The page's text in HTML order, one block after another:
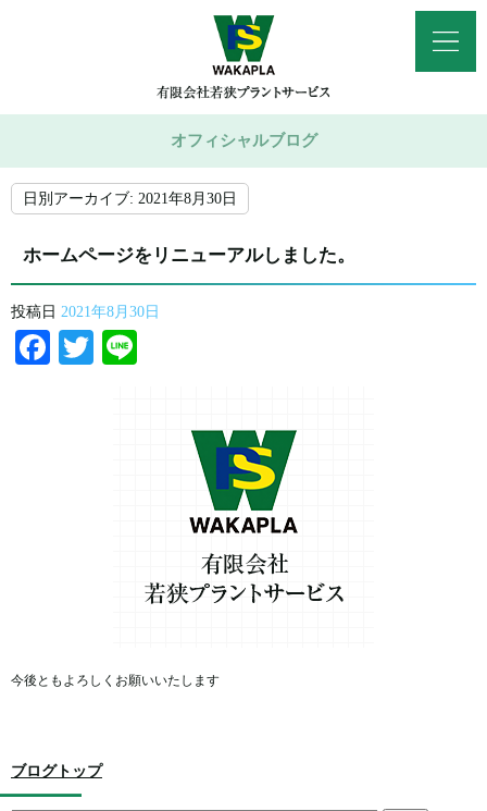
オフィシャルブログ
日別アーカイブ: 2021年8月30日
ホームページをリニューアルしました。
投稿日 2021年8月30日
Facebook
Twitter
今後ともよろしくお願いいたします
ブログトップ